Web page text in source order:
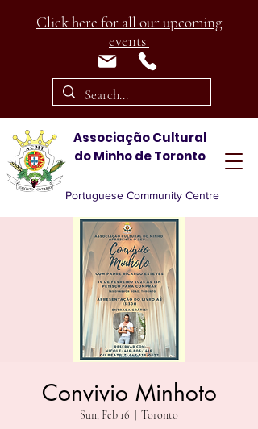
Click here for all our upcoming
events
Associação Cultural
do Minho de Toronto
Portuguese Community Centre
Convivio Minhoto
Sun, Feb 16 Toronto